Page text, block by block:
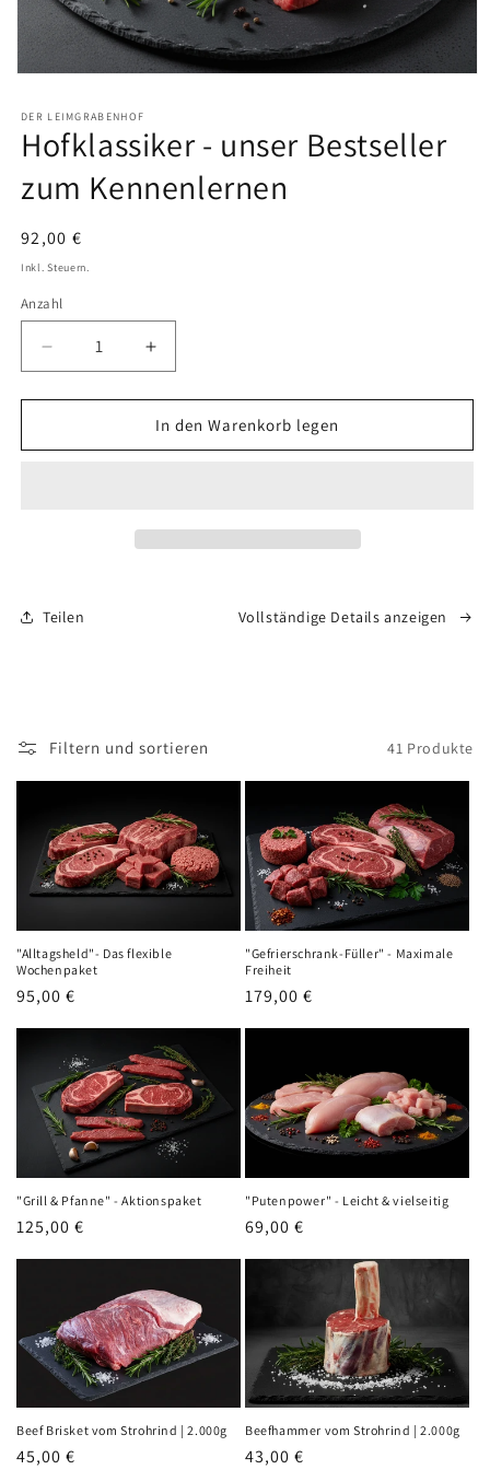
e
:
in
öffnen
DER LEIMGRABENHOF
Hofklassiker - unser Bestseller
zum Kennenlernen
Normaler
Preis
92,00 €
Inkl. Steuern.
Anzahl
Verringere
die
Menge
Hofklassiker
Erhöhe
die
Menge
für
Hofklassiker
In den Warenkorb legen
Teilen Vollständige Details anzeigen
Filtern und sortieren 41 Produkte
"Alltagsheld"- Das flexible
Wochenpaket
Normaler
95,00 €
"Gefrierschrank-Füller" - Maximale
Freiheit
Normaler
179,00 €
"Grill & Pfanne" - Aktionspaket
Normaler
125,00 €
"Putenpower" - Leicht & vielseitig
Normaler
69,00 €
Beef Brisket vom Strohrind | 2.000g
Normaler
45,00 €
Beefhammer vom Strohrind | 2.000g
Normaler
43,00 €